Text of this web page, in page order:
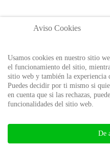
ISSN: 2665-1696 y 2665-3508
Aviso Cookies
Usamos cookies en nuestro sitio
el funcionamiento del sitio,
sitio web y también la experiencia
Puedes decidir por ti mismo si
en cuenta que si las rechazas,
funcionalidades del sitio web.
De